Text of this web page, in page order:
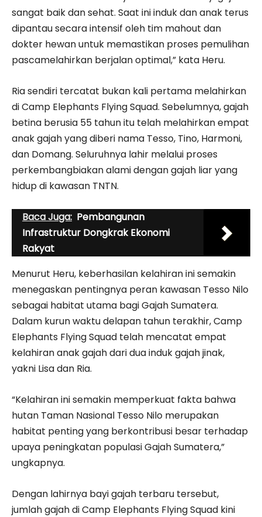
sangat baik dan sehat. Saat ini induk dan anak terus
dipantau secara intensif oleh tim mahout dan
dokter hewan untuk memastikan proses pemulihan
pascamelahirkan berjalan optimal,” kata Heru.
Ria sendiri tercatat bukan kali pertama melahirkan
di Camp Elephants Flying Squad. Sebelumnya, gajah
betina berusia 55 tahun itu telah melahirkan empat
anak gajah yang diberi nama Tesso, Tino, Harmoni,
dan Domang. Seluruhnya lahir melalui proses
perkembangbiakan alami dengan gajah liar yang
hidup di kawasan TNTN.
Baca Juga: Pembangunan
Infrastruktur Dongkrak Ekonomi
Rakyat
Menurut Heru, keberhasilan kelahiran ini semakin
menegaskan pentingnya peran kawasan Tesso Nilo
sebagai habitat utama bagi Gajah Sumatera.
Dalam kurun waktu delapan tahun terakhir, Camp
Elephants Flying Squad telah mencatat empat
kelahiran anak gajah dari dua induk gajah jinak,
yakni Lisa dan Ria.
“Kelahiran ini semakin memperkuat fakta bahwa
hutan Taman Nasional Tesso Nilo merupakan
habitat penting yang berkontribusi besar terhadap
upaya peningkatan populasi Gajah Sumatera,”
ungkapnya.
Dengan lahirnya bayi gajah terbaru tersebut,
jumlah gajah di Camp Elephants Flying Squad kini